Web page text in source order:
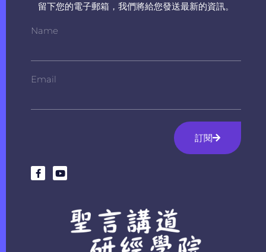
留下您的電子郵箱，我們將給您發送最新的資訊。
Name
Email
訂閱